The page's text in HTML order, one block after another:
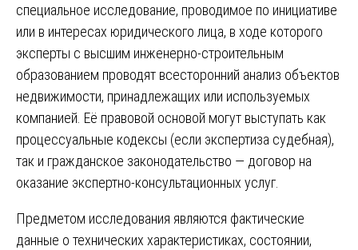
специальное исследование, проводимое по инициативе
или в интересах юридического лица, в ходе которого
эксперты с высшим инженерно-строительным
образованием проводят всесторонний анализ объектов
недвижимости, принадлежащих или используемых
компанией. Её правовой основой могут выступать как
процессуальные кодексы (если экспертиза судебная),
так и гражданское законодательство — договор на
оказание экспертно-консультационных услуг.
Предметом исследования являются фактические
данные о технических характеристиках, состоянии,